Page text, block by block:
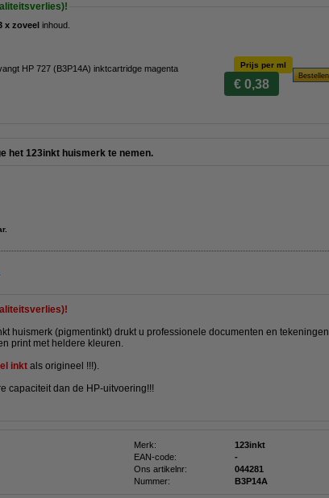
x zoveel inhoud.
HP 727 (B3P14A) inktcartridge magenta
Prijs per ml
€ 0,38
het 123inkt huismerk te nemen.
huismerk (pigmentinkt) drukt u professionele documenten en tekeningen
print met heldere kleuren.
inkt als origineel !!!).
capaciteit dan de HP-uitvoering!!!
Merk:
123inkt
EAN-code:
-
Ons artikelnr:
044281
Nummer: B3P14A